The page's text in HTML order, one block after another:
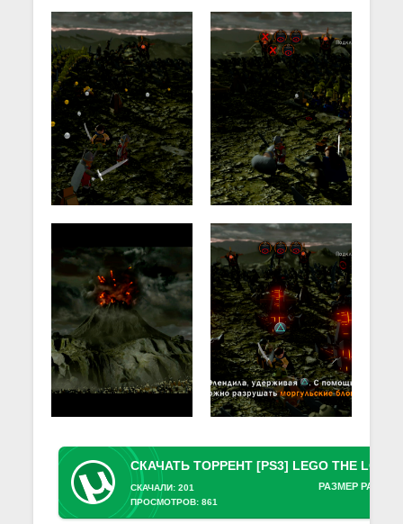
РАЗМЕР
СКАЧАЛИ: 201
ПРОСМОТРОВ: 861